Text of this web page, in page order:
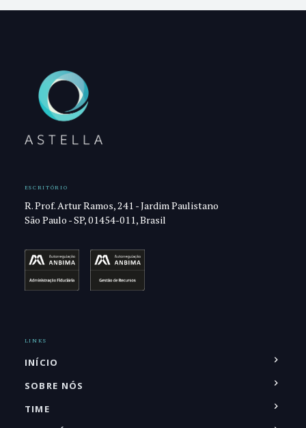
ESCRITÓRIO
R. Prof. Artur Ramos, 241 - Jardim Paulistano
São Paulo - SP, 01454-011, Brasil
LINKS
INÍCIO
SOBRE NÓS
TIME